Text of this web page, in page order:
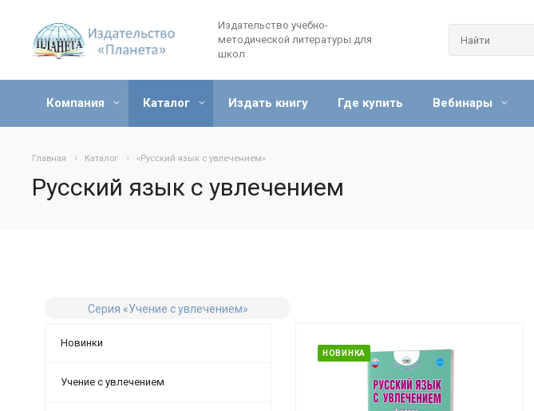
Издательство учебно-
методической литературы для
школ
Компания Каталог Издать книгу Где купить Вебинары
Главная Каталог «Русский язык с увлечением»
Русский язык с увлечением
Серия «Учение с увлечением»
Новинки
Учение с увлечением
НОВИНКА